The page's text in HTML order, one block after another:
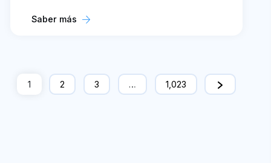
Saber más
1 2 3 … 1,023